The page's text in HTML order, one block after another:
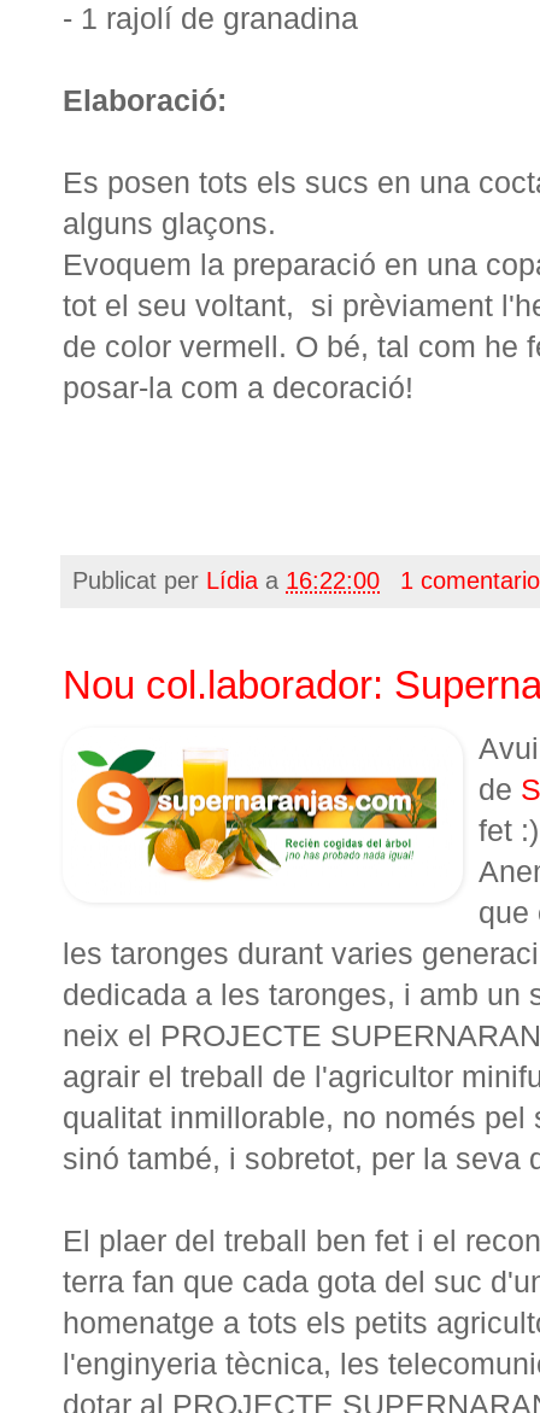
- 1 rajolí de granadina
Elaboració:
Es posen tots els sucs en una
alguns glaçons.
Evoquem la preparació en una
tot el seu voltant, si prèviament
de color vermell. O bé, tal com he
posar-la com a decoració!
Publicat per Lídia a 16:22:00 1
Nou col.laborador:
de
fet :)
que
les taronges durant varies
dedicada a les taronges, i amb un
neix el PROJECTE
agrair el treball de l'agricultor
qualitat inmillorable, no només
sinó també, i sobretot, per la seva
El plaer del treball ben fet i el
terra fan que cada gota del suc
homenatge a tots els petits
l'enginyeria tècnica, les
dotar al PROJECTE